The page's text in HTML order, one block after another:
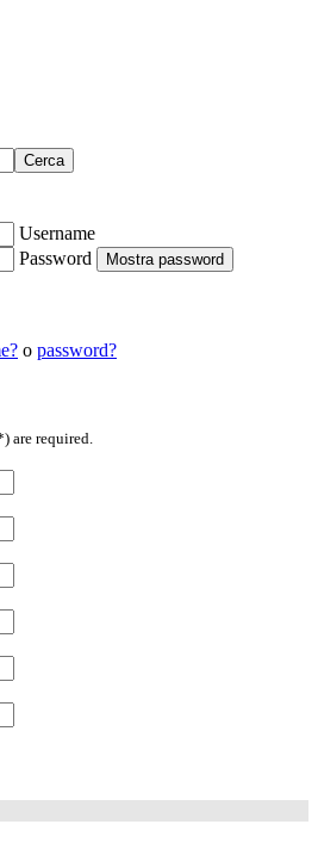
Cerca
Username
Password
Mostra password
o password?
are required.